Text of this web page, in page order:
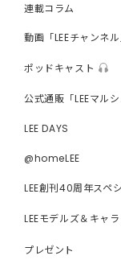
連載コラム
動画「LEEチャンネ
ポッドキャスト
公式通販「LEEマルシ
LEE DAYS
@homeLEE
LEE創刊40周年スペ
LEEモデルズ＆キャ
プレゼント